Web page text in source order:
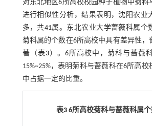
对东北地区6所高校校园种子植物中菊科
进行相似性分析，结果表明，沈阳农业
多，共41属。东北农业大学蔷薇科属个
菊科属的个数在6所高校中具有差异性，
著（表3）。6所高校中，菊科与蔷薇
15%~25%，表明菊科与蔷薇科在6所高
中占据一定的比重。
表3 6所高校菊科与蔷薇科属